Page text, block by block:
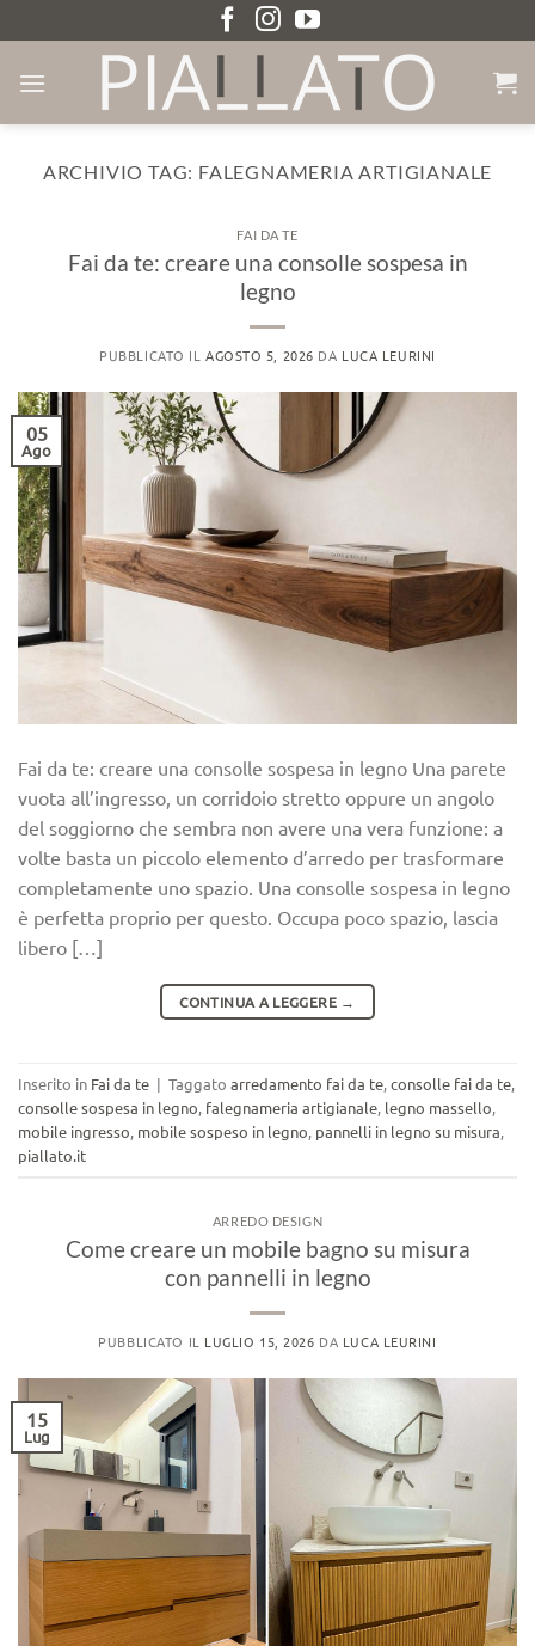
ai
contenuti
ARCHIVIO TAG: FALEGNAMERIA ARTIGIANALE
FAI DA TE
Fai da te: creare una consolle sospesa in
legno
PUBBLICATO IL AGOSTO 5, 2026 DA LUCA LEURINI
05
Ago
Fai da te: creare una consolle sospesa in legno Una parete
vuota all’ingresso, un corridoio stretto oppure un angolo
del soggiorno che sembra non avere una vera funzione: a
volte basta un piccolo elemento d’arredo per trasformare
completamente uno spazio. Una consolle sospesa in legno
è perfetta proprio per questo. Occupa poco spazio, lascia
libero […]
CONTINUA A LEGGERE →
Inserito in Fai da te | Taggato arredamento fai da te,consolle fai da te,
consolle sospesa in legno, falegnameria artigianale, legno massello,
mobile ingresso, mobile sospeso in legno, pannelli in legno su misura,
piallato.it
ARREDO DESIGN
Come creare un mobile bagno su misura
con pannelli in legno
PUBBLICATO IL LUGLIO 15, 2026 DA LUCA LEURINI
15
Lug